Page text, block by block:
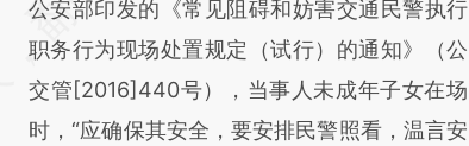
公安部印发的《常见阻碍和妨害交通民警执行
职务行为现场处置规定（试行）的通知》（公
交管[2016]440号），当事人未成年子女在场
时，“应确保其安全，要安排民警照看，温言安